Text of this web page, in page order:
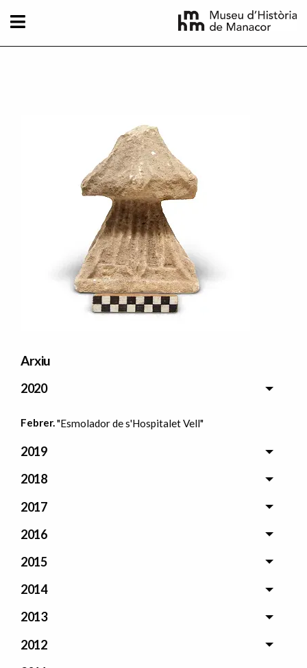
Arxiu
2020
Febrer."Esmolador de s'Hospitalet Vell"
2019
2018
2017
2016
2015
2014
2013
2012